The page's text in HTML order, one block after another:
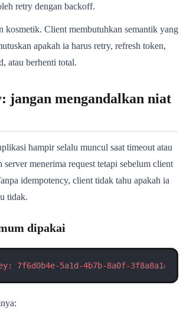
retry dengan backoff.
kosmetik. Client membutuhkan semantik yang
apakah ia harus retry, refresh token,
atau berhenti total.
jangan mengandalkan niat
hampir selalu muncul saat timeout atau
server menerima request tetapi sebelum client
idempotency, client tidak tahu apakah ia
tidak.
dipakai
7f6d0b4e-5a1d-4b7b-8a0f-